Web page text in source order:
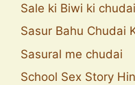
Sale ki Biwi ki chudai
Sasur Bahu Chudai
Sasural me chudai
School Sex Story